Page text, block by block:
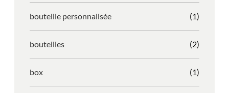
bouteille personnalisée (1)
bouteilles (2)
box (1)